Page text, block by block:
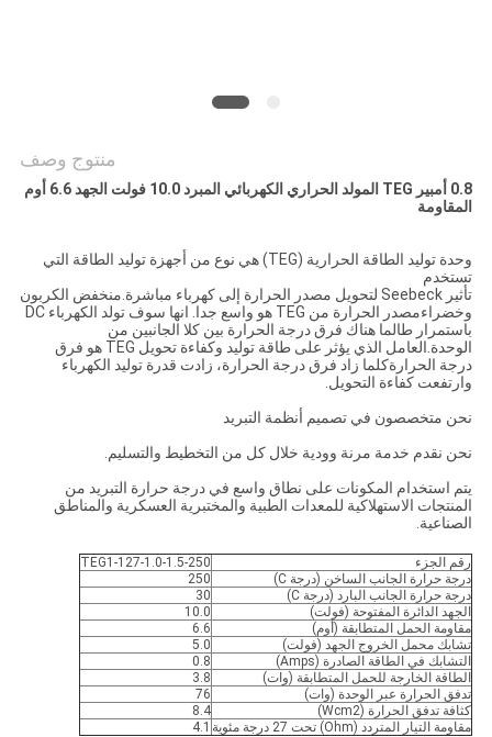
منتوج وصف
0.8 أمبير TEG المولد الحراري الكهربائي المبرد 10.0 فولت الجهد 6.6 أوم
المقاومة
وحدة توليد الطاقة الحرارية (TEG) هي نوع من أجهزة توليد الطاقة التي
تستخدم
تأثير Seebeck لتحويل مصدر الحرارة إلى كهرباء مباشرة.منخفض الكربون
وخضراءمصدر الحرارة من TEG هو واسع جدا. انها سوف تولد الكهرباء DC
باستمرار طالما هناك فرق درجة الحرارة بين كلا الجانبين من
الوحدة.العامل الذي يؤثر على طاقة توليد وكفاءة تحويل TEG هو فرق
درجة الحرارةكلما زاد فرق درجة الحرارة، زادت قدرة توليد الكهرباء
وارتفعت كفاءة التحويل.
نحن متخصصون في تصميم أنظمة التبريد
نحن نقدم خدمة مرنة وودية خلال كل من التخطيط والتسليم.
يتم استخدام المكونات على نطاق واسع في درجة حرارة التبريد من
المنتجات الاستهلاكية للمعدات الطبية والمختبرية العسكرية والمناطق
الصناعية.
رقم الجزء
TEG1-127-1.0-1.5-250
درجة حرارة الجانب الساخن (درجة C)
250
درجة حرارة الجانب البارد (درجة C)
30
الجهد الدائرة المفتوحة (فولت)
10.0
مقاومة الحمل المتطابقة (أوم)
6.6
تشابك محمل الخروج الجهد (فولت)
5.0
التشابك في الطاقة الصادرة (Amps)
0.8
الطاقة الخارجة للحمل المتطابقة (وات)
3.8
تدفق الحرارة عبر الوحدة (وات)
76
كثافة تدفق الحرارة (Wcm2)
8.4
مقاومة التيار المتردد (Ohm) تحت 27 درجة مئوية
4.1